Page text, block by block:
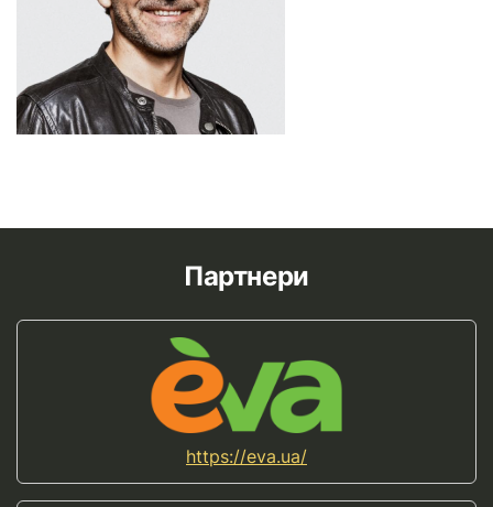
Партнери
https://eva.ua/